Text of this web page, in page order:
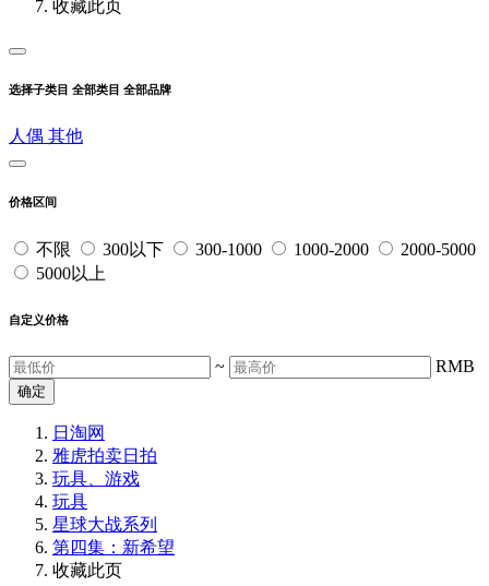
收藏此页
选择子类目 全部类目 全部品牌
人偶 其他
价格区间
不限 300以下 300-1000 1000-2000
2000-5000
5000以上
自定义价格
~ RMB
确定
日淘网
雅虎拍卖日拍
玩具、游戏
玩具
星球大战系列
第四集：新希望
收藏此页